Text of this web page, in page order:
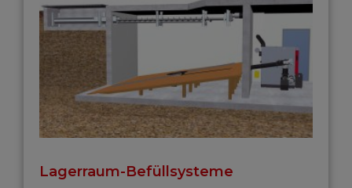
Lagerraum-Befüllsysteme